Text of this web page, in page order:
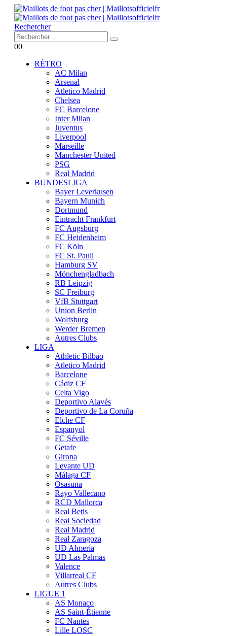
Rechercher
00
RÉTRO
AC Milan
Arsenal
Atletico Madrid
Chelsea
FC Barcelone
Inter Milan
Juventus
Liverpool
Marseille
Manchester United
PSG
Real Madrid
BUNDESLIGA
Bayer Leverkusen
Bayern Munich
Dortmund
Eintracht Frankfurt
FC Augsburg
FC Heidenheim
FC Köln
FC St. Pauli
Hamburg SV
Mönchengladbach
RB Leipzig
SC Freiburg
VfB Stuttgart
Union Berlin
Wolfsburg
Werder Bremen
Autres Clubs
LIGA
Athletic Bilbao
Atletico Madrid
Barcelone
Cádiz CF
Celta Vigo
Deportivo Alavés
Deportivo de La Coruña
Elche CF
Espanyol
FC Séville
Getafe
Girona
Levante UD
Málaga CF
Osasuna
Rayo Vallecano
RCD Mallorca
Real Betis
Real Sociedad
Real Madrid
Real Zaragoza
UD Almería
UD Las Palmas
Valence
Villarreal CF
Autres Clubs
LIGUE 1
AS Monaco
AS Saint-Étienne
FC Nantes
Lille LOSC